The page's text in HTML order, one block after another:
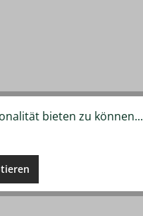
bieten zu können...